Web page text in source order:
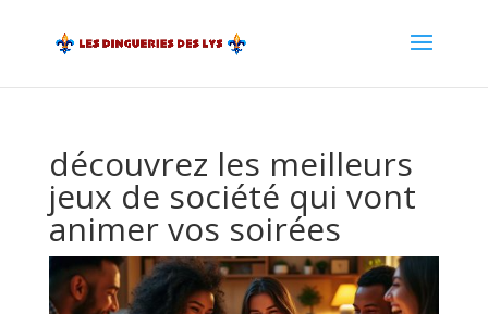
découvrez les meilleurs
jeux de société qui vont
animer vos soirées